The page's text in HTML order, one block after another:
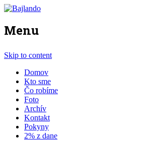
Menu
Skip to content
Domov
Kto sme
Čo robíme
Foto
Archív
Kontakt
Pokyny
2% z dane